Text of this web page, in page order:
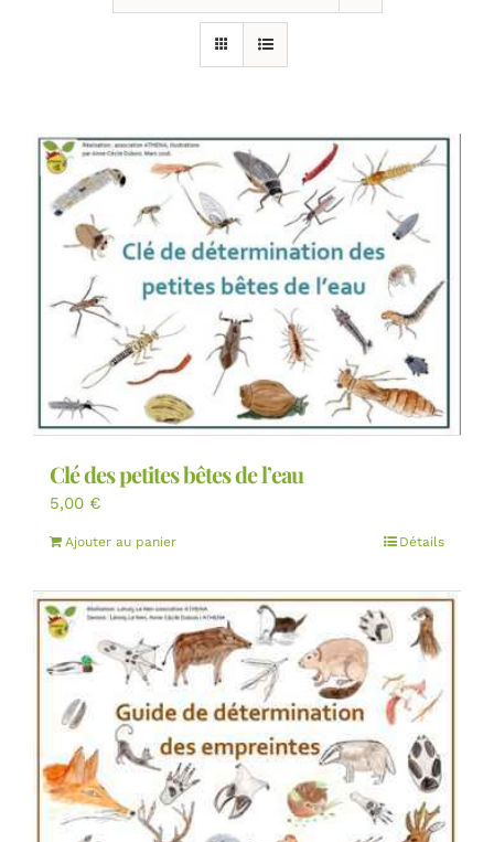
Clé des petites bêtes de l’eau
5,00 €
Ajouter au panier Détails